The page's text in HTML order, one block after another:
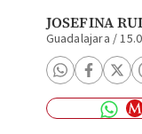
JOSEFINA
Guadalajara /